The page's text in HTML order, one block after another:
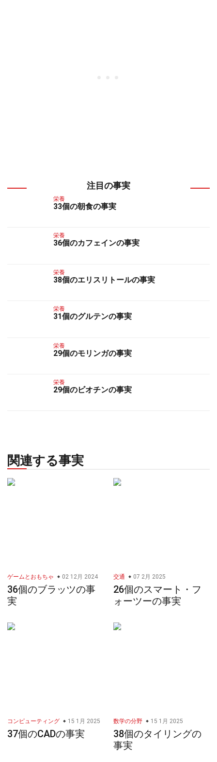
注目の事実
栄養
33個の朝食の事実
栄養
36個のカフェインの事実
栄養
38個のエリスリトールの事実
栄養
31個のグルテンの事実
栄養
29個のモリンガの事実
栄養
29個のビオチンの事実
関連する事実
ゲームとおもちゃ 02 12月 2024
36個のブラッツの事
実
交通 07 2月 2025
26個のスマート・フ
ォーツーの事実
コンピューティング 15 1月 2025
37個のCADの事実
数学の分野 15 1月 2025
38個のタイリングの
事実